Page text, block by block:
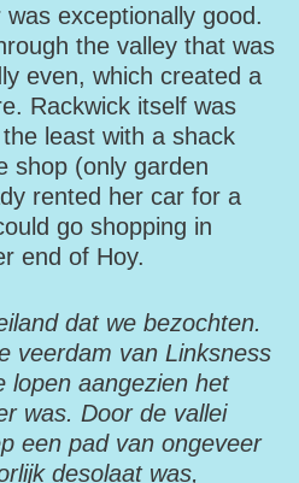
exceptionally good.
the valley that was
even, which created a
Rackwick itself was
least with a shack
shop (only garden
rented her car for a
go shopping in
end of Hoy.
dat we bezochten.
veerdam van Linksness
lopen aangezien het
was. Door de vallei
een pad van ongeveer
desolaat was,